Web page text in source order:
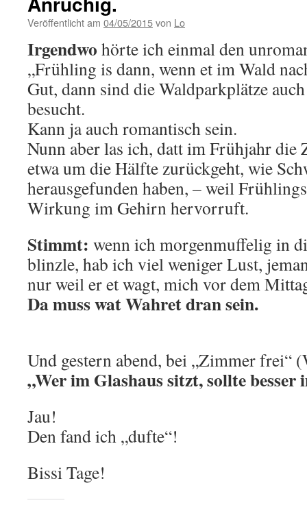
Veröffentlicht am 04/05/2015von Lo
Irgendwo hörte ich einmal den
„Frühling is dann, wenn et im Wald
Gut, dann sind die Waldparkplätze
besucht.
Kann ja auch romantisch sein.
Nunn aber las ich, datt im Frühjahr
etwa um die Hälfte zurückgeht, wie
herausgefunden haben, – weil
Wirkung im Gehirn hervorruft.
Stimmt: wenn ich morgenmuffelig in
blinzle, hab ich viel weniger Lust,
nur weil er et wagt, mich vor dem
Da muss wat Wahret dran sein.
Und gestern abend, bei „Zimmer frei“
„Wer im Glashaus sitzt, sollte
Jau!
Den fand ich „dufte“!
Bissi Tage!